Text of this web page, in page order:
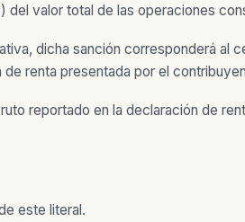
valor total de las operaciones
dicha sanción corresponderá al
renta presentada por el
reportado en la declaración de
este literal.